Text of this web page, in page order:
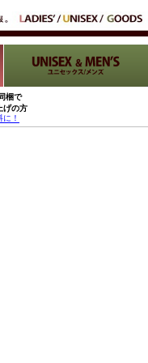
梱で
げの方
！